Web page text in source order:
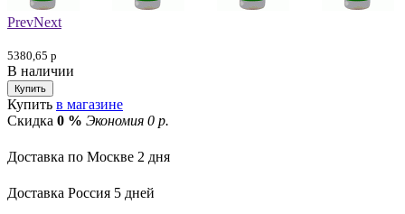
PrevNext
5380,65 р
В наличии
Купить в магазине
Скидка 0 % Экономия 0 р.
Доставка по Москве 2 дня
Доставка Россия 5 дней